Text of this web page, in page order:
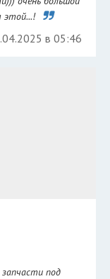
этой...!
в 05:46
под